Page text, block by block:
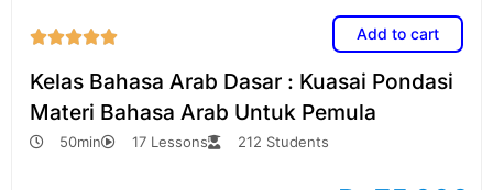
 Add to cart
Kelas Bahasa Arab Dasar : Kuasai Pondasi
Materi Bahasa Arab Untuk Pemula
50min 17 Lessons 212 Students